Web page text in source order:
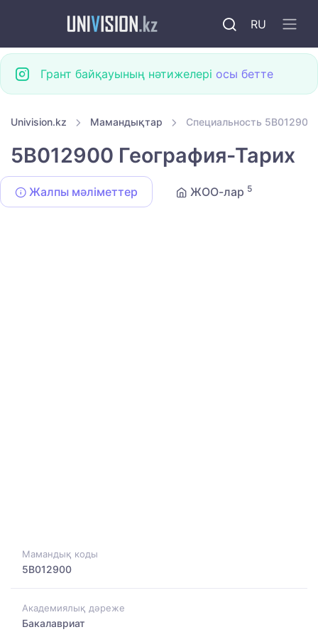
RU
Грант байқауының нәтижелері осы бетте
Univision.kz Мамандықтар Специальность 5B012900
5B012900 География-Тарих
Жалпы мәліметтер ЖОО-лар 5
Мамандық коды
5B012900
Академиялық дәреже
Бакалавриат